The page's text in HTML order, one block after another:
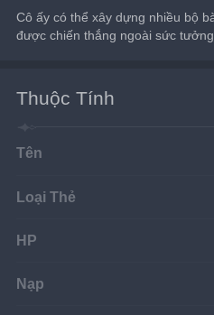
Cô ấy có thể xây dựng nhiều bộ
được chiến thắng ngoài sức
Thuộc Tính
Tên
Loại Thẻ
HP
Nạp